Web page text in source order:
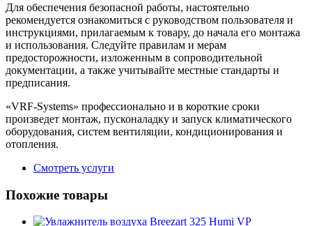
Для обеспечения безопасной работы, настоятельно
рекомендуется ознакомиться с руководством пользователя и
инструкциями, прилагаемым к товару, до начала его монтажа
и использования. Следуйте правилам и мерам
предосторожности, изложенным в сопроводительной
документации, а также учитывайте местные стандарты и
предписания.
«VRF-Systems» профессионально и в короткие сроки
произведет монтаж, пусконаладку и запуск климатического
оборудования, систем вентиляции, кондиционирования и
отопления.
Смотреть услуги
Похожие товары